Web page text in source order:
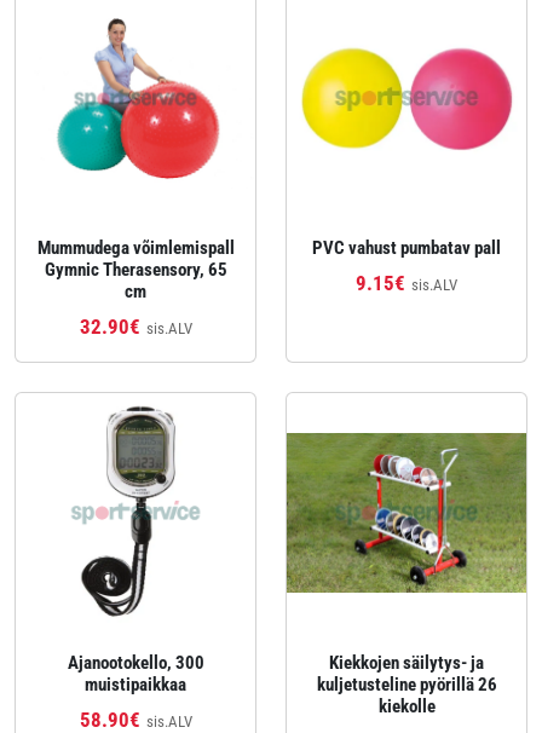
Mummudega võimlemispall
Gymnic Therasensory, 65
cm
32.90€ sis.ALV
PVC vahust pumbatav pall
9.15€ sis.ALV
Ajanootokello, 300
muistipaikkaa
58.90€ sis.ALV
Kiekkojen säilytys- ja
kuljetusteline pyörillä 26
kiekolle